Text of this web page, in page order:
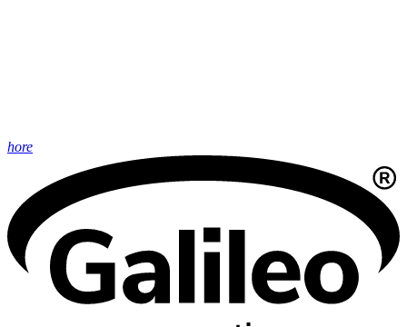
hore